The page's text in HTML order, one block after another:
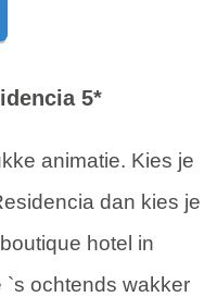
5*
animatie. Kies je
dan kies je
hotel in
`s ochtends wakker